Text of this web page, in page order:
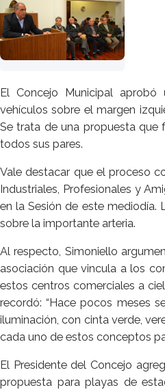
El Concejo Municipal
vehículos sobre el margen
Se trata de una propuesta
todos sus pares.
Vale destacar que el proceso
Industriales, Profesionales y
en la Sesión de este mediodía.
sobre la importante arteria.
Al respecto, Simoniello
asociación que vincula a los
estos centros comerciales a
recordó: “Hace pocos meses
iluminación, con cinta verde,
cada uno de estos conceptos
El Presidente del Concejo
propuesta para playas de